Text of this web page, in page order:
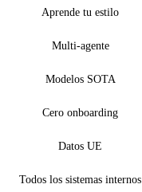
Aprende tu estilo
Multi-agente
Modelos SOTA
Cero onboarding
Datos UE
Todos los sistemas internos